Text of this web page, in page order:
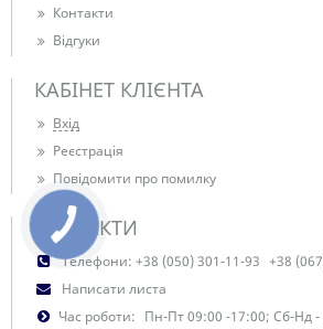
Контакти
Відгуки
КАБІНЕТ КЛІЄНТА
Вхід
Реєстрація
Повідомити про помилку
КОНТАКТИ
Телефони: +38 (050) 301-11-93 +38
Написати листа
Час роботи: Пн-Пт 09:00 -17:00; Сб-Нд -